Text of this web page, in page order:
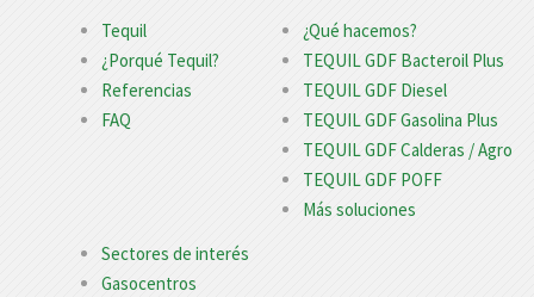
Tequil
¿Porqué Tequil?
Referencias
FAQ
¿Qué hacemos?
TEQUIL GDF Bacteroil Plus
TEQUIL GDF Diesel
TEQUIL GDF Gasolina Plus
TEQUIL GDF Calderas / Agro
TEQUIL GDF POFF
Más soluciones
Sectores de interés
Gasocentros